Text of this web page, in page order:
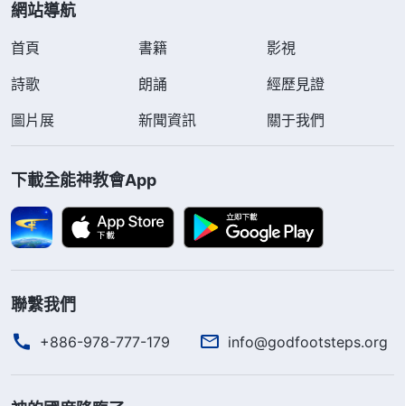
網站導航
首頁 書籍
影視
詩歌
朗誦
經歷見證
圖片展
新聞資訊 關于我們
下載全能神教會App
聯繫我們
+886-978-777-179 info@godfootsteps.org